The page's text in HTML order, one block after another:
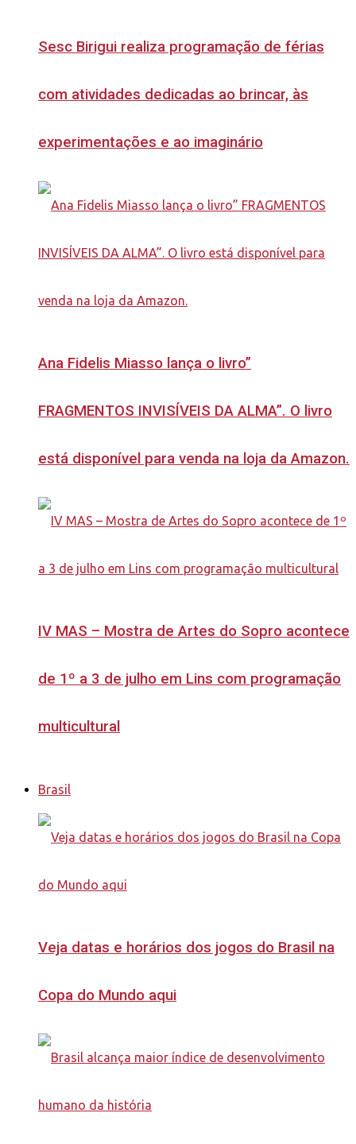
Sesc Birigui realiza programação de férias
com atividades dedicadas ao brincar, às
experimentações e ao imaginário
Ana Fidelis Miasso lança o livro”
FRAGMENTOS INVISÍVEIS DA ALMA”. O livro
está disponível para venda na loja da Amazon.
IV MAS – Mostra de Artes do Sopro acontece
de 1º a 3 de julho em Lins com programação
multicultural
Brasil
Veja datas e horários dos jogos do Brasil na
Copa do Mundo aqui